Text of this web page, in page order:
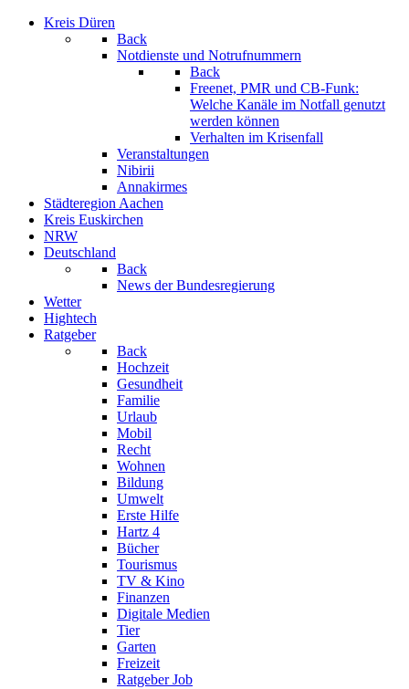
Kreis Düren
Back
Notdienste und Notrufnummern
Back
Freenet, PMR und CB-Funk:
Welche Kanäle im Notfall genutzt
werden können
Verhalten im Krisenfall
Veranstaltungen
Nibirii
Annakirmes
Städteregion Aachen
Kreis Euskirchen
NRW
Deutschland
Back
News der Bundesregierung
Wetter
Hightech
Ratgeber
Back
Hochzeit
Gesundheit
Familie
Urlaub
Mobil
Recht
Wohnen
Bildung
Umwelt
Erste Hilfe
Hartz 4
Bücher
Tourismus
TV & Kino
Finanzen
Digitale Medien
Tier
Garten
Freizeit
Ratgeber Job